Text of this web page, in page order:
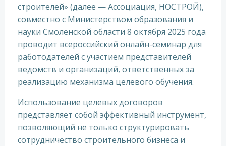
строителей» (далее — Ассоциация, НОСТРОЙ),
совместно с Министерством образования и
науки Смоленской области 8 октября 2025 года
проводит всероссийский онлайн-семинар для
работодателей с участием представителей
ведомств и организаций, ответственных за
реализацию механизма целевого обучения.
Использование целевых договоров
представляет собой эффективный инструмент,
позволяющий не только структурировать
сотрудничество строительного бизнеса и